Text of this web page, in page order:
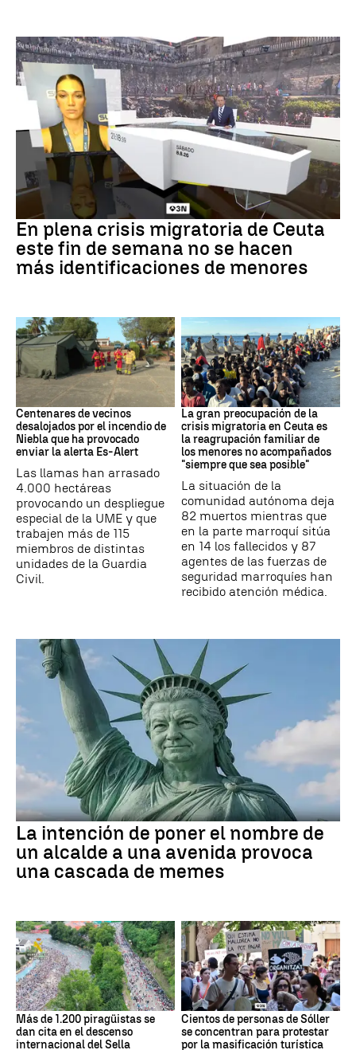
Crisis en Ceuta
En plena crisis migratoria de Ceuta
este fin de semana no se hacen
más identificaciones de menores
Incendio
Centenares de vecinos
desalojados por el incendio de
Niebla que ha provocado
enviar la alerta Es-Alert
Las llamas han arrasado
4.000 hectáreas
provocando un despliegue
especial de la UME y que
trabajen más de 115
miembros de distintas
unidades de la Guardia
Civil.
CRISIS MIGRATORIA
La gran preocupación de la
crisis migratoria en Ceuta es
la reagrupación familiar de
los menores no acompañados
"siempre que sea posible"
La situación de la
comunidad autónoma deja
82 muertos mientras que
en la parte marroquí sitúa
en 14 los fallecidos y 87
agentes de las fuerzas de
seguridad marroquíes han
recibido atención médica.
La intención de poner el nombre de
un alcalde a una avenida provoca
una cascada de memes
Más de 1.200 piragüistas se
dan cita en el descenso
internacional del Sella
Cientos de personas de Sóller
se concentran para protestar
por la masificación turística